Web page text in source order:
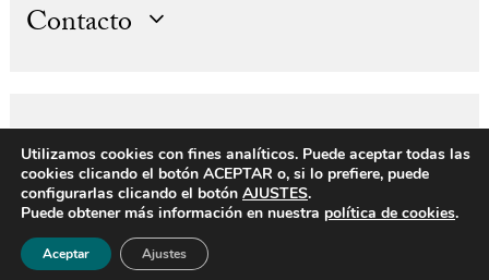
Contacto
Dirección
© 2026 Corporación Financiera Alba. Todos los derechos reservados.
Política de Cookies
Condiciones de uso y privacidad
Utilizamos cookies con fines analíticos. Puede aceptar todas las
cookies clicando el botón ACEPTAR o, si lo prefiere, puede
configurarlas clicando el botón AJUSTES.
Puede obtener más información en nuestra política de cookies.
Aceptar Ajustes